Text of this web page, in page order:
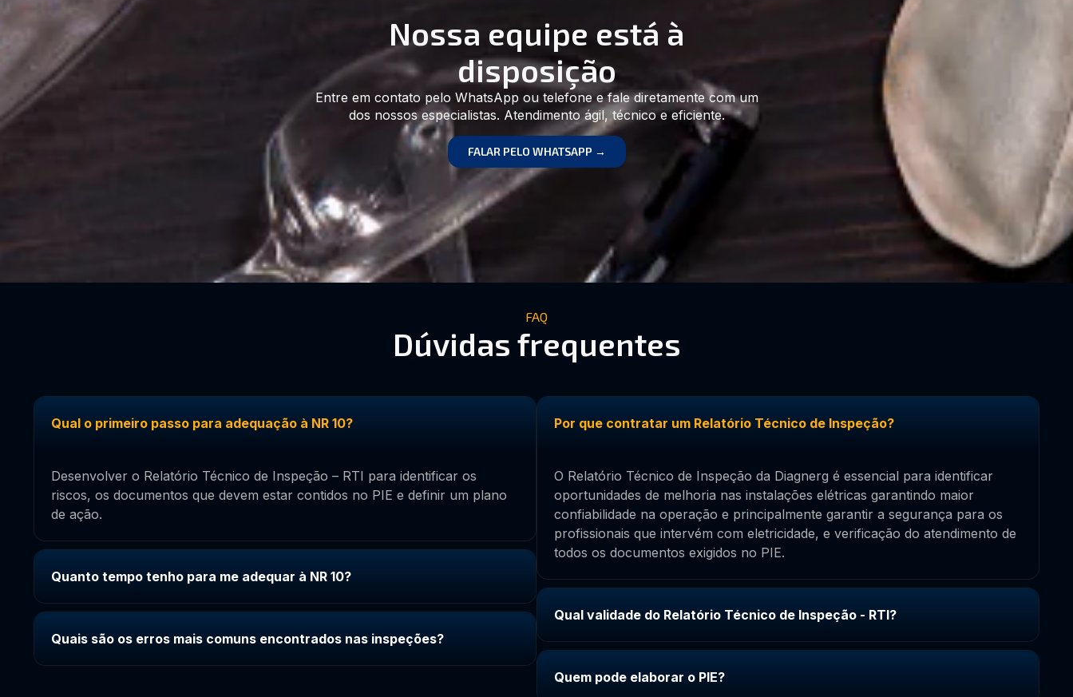
Nossa equipe está à
disposição
Entre em contato pelo WhatsApp ou telefone e fale diretamente com um
dos nossos especialistas. Atendimento ágil, técnico e eficiente.
FALAR PELO WHATSAPP →
FAQ
Dúvidas frequentes
Qual o primeiro passo para adequação à NR 10?
Desenvolver o Relatório Técnico de Inspeção – RTI para identificar os
riscos, os documentos que devem estar contidos no PIE e definir um plano
de ação.
Quanto tempo tenho para me adequar à NR 10?
Quais são os erros mais comuns encontrados nas inspeções?
Por que contratar um Relatório Técnico de Inspeção?
O Relatório Técnico de Inspeção da Diagnerg é essencial para identificar
oportunidades de melhoria nas instalações elétricas garantindo maior
confiabilidade na operação e principalmente garantir a segurança para os
profissionais que intervém com eletricidade, e verificação do atendimento de
todos os documentos exigidos no PIE.
Qual validade do Relatório Técnico de Inspeção - RTI?
Quem pode elaborar o PIE?